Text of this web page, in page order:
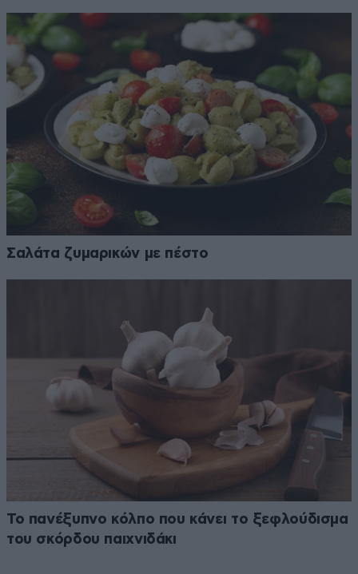
Σαλάτα ζυμαρικών με πέστο
Το πανέξυπνο κόλπο που κάνει το ξεφλούδισμα
του σκόρδου παιχνιδάκι